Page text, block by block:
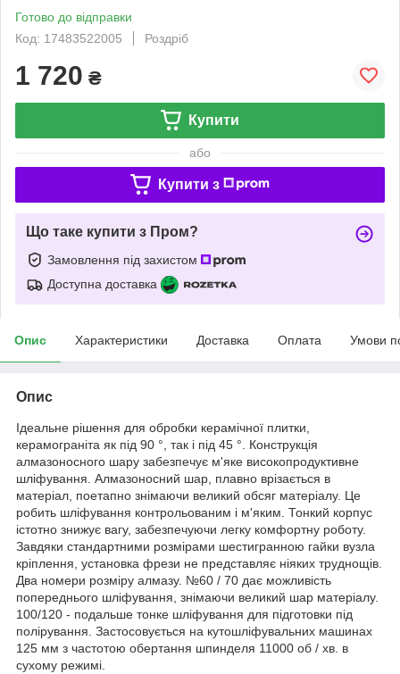
Готово до відправки
Код: 17483522005
Роздріб
1 720 ₴
Купити
або
Купити з
Що таке купити з Пром?
Замовлення під захистом
Доступна доставка
Опис Характеристики Доставка Оплата Умови
Опис
Ідеальне рішення для обробки керамічної плитки,
керамограніта як під 90 °, так і під 45 °. Конструкція
алмазоносного шару забезпечує м'яке високопродуктивне
шліфування. Алмазоносний шар, плавно врізається в
матеріал, поетапно знімаючи великий обсяг матеріалу. Це
робить шліфування контрольованим і м'яким. Тонкий корпус
істотно знижує вагу, забезпечуючи легку комфортну роботу.
Завдяки стандартними розмірами шестигранною гайки вузла
кріплення, установка фрези не представляє ніяких труднощів.
Два номери розміру алмазу. №60 / 70 дає можливість
попереднього шліфування, знімаючи великий шар матеріалу.
100/120 - подальше тонке шліфування для підготовки під
полірування. Застосовується на кутошліфувальних машинах
125 мм з частотою обертання шпинделя 11000 об / хв. в
сухому режимі.